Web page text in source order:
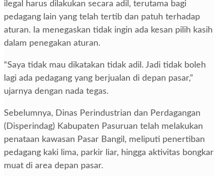
ilegal harus dilakukan secara adil, terutama bagi
pedagang lain yang telah tertib dan patuh terhadap
aturan. Ia menegaskan tidak ingin ada kesan pilih kasih
dalam penegakan aturan.
“Saya tidak mau dikatakan tidak adil. Jadi tidak boleh
lagi ada pedagang yang berjualan di depan pasar,”
ujarnya dengan nada tegas.
Sebelumnya, Dinas Perindustrian dan Perdagangan
(Disperindag) Kabupaten Pasuruan telah melakukan
penataan kawasan Pasar Bangil, meliputi penertiban
pedagang kaki lima, parkir liar, hingga aktivitas bongkar
muat di area depan pasar.